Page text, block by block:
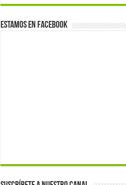
Estamos en Facebook